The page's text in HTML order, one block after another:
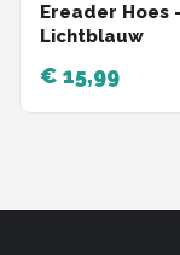
Ereader Hoes
Lichtblauw
€ 15,99